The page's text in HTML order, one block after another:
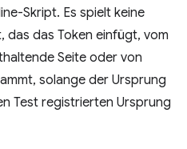
Skript. Es spielt keine
das das Token einfügt, vom
Seite oder von
solange der Ursprung
Test registrierten Ursprung